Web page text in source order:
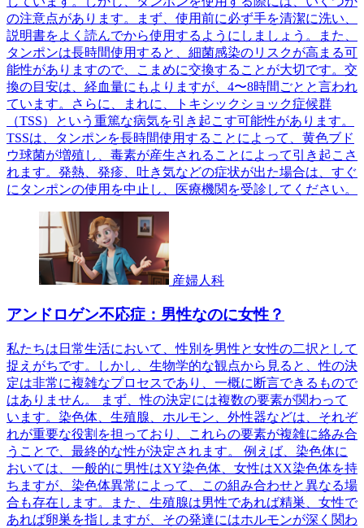
の注意点があります。まず、使用前に必ず手を清潔に洗い、
説明書をよく読んでから使用するようにしましょう。また、
タンポンは長時間使用すると、細菌感染のリスクが高まる可
能性がありますので、こまめに交換することが大切です。交
換の目安は、経血量にもよりますが、4〜8時間ごとと言われ
ています。さらに、まれに、トキシックショック症候群
（TSS）という重篤な病気を引き起こす可能性があります。
TSSは、タンポンを長時間使用することによって、黄色ブド
ウ球菌が増殖し、毒素が産生されることによって引き起こさ
れます。発熱、発疹、吐き気などの症状が出た場合は、すぐ
にタンポンの使用を中止し、医療機関を受診してください。
産婦人科
アンドロゲン不応症：男性なのに女性？
私たちは日常生活において、性別を男性と女性の二択として
捉えがちです。しかし、生物学的な観点から見ると、性の決
定は非常に複雑なプロセスであり、一概に断言できるもので
はありません。 まず、性の決定には複数の要素が関わって
います。染色体、生殖腺、ホルモン、外性器などは、それぞ
れが重要な役割を担っており、これらの要素が複雑に絡み合
うことで、最終的な性が決定されます。 例えば、染色体に
おいては、一般的に男性はXY染色体、女性はXX染色体を持
ちますが、染色体異常によって、この組み合わせと異なる場
合も存在します。また、生殖腺は男性であれば精巣、女性で
あれば卵巣を指しますが、その発達にはホルモンが深く関わ